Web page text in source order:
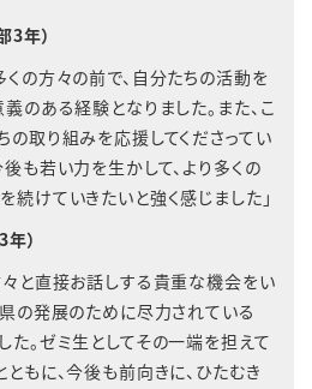
3年）
の方々の前で、自分たちの活動を
のある経験となりました。また、こ
の取り組みを応援してくださってい
も若い力を生かして、より多くの
続けていきたいと強く感じました」
）
々と直接お話しする貴重な機会をい
の発展のために尽力されている
。ゼミ生としてその一端を担えて
もに、今後も前向きに、ひたむき